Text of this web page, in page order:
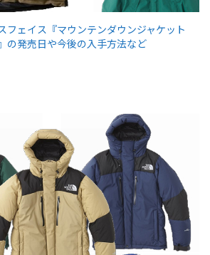
フェイス『マウンテンダウンジャケット
の発売日や今後の入手方法など